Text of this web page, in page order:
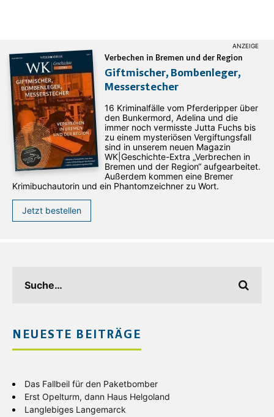
Verbechen in Bremen und der Region
Giftmischer, Bombenleger,
Messerstecher
16 Kriminalfälle vom Pferderipper über
den Bunkermord, Adelina und die
immer noch vermisste Jutta Fuchs bis
zu einem mysteriösen Vergiftungsfall
sind in unserem neuen Magazin
WK|Geschichte-Extra „Verbrechen in
Bremen und der Region“ aufgearbeitet.
Außerdem kommen eine Bremer
Krimibuchautorin und ein Phantomzeichner zu Wort.
Jetzt bestellen
NEUESTE BEITRÄGE
Das Fallbeil für den Paketbomber
Erst Opelturm, dann Haus Helgoland
Langlebiges Langemarck